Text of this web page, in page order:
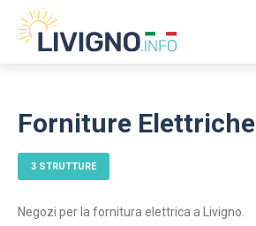
Forniture Elettriche
3 STRUTTURE
Negozi per la fornitura elettrica a Livigno.